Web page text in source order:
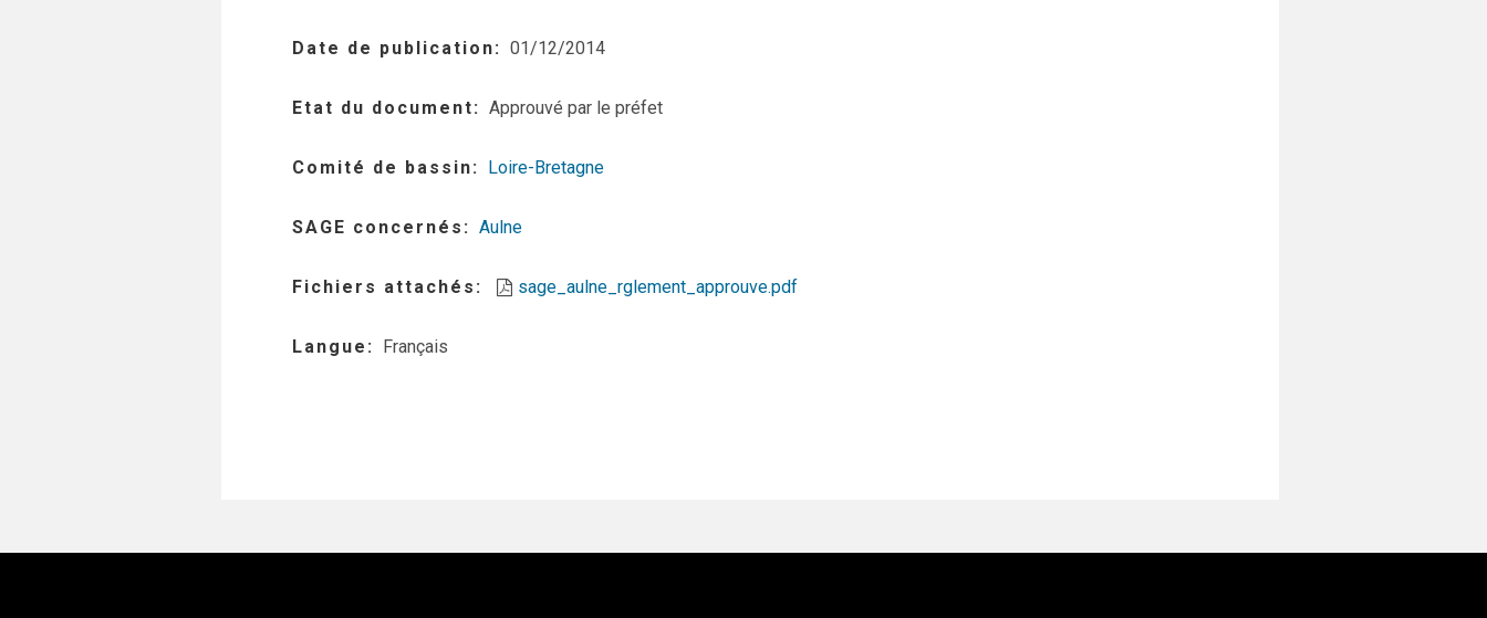
Date de publication 01/12/2014
Etat du document Approuvé par le préfet
Comité de bassin Loire-Bretagne
SAGE concernés Aulne
Fichiers attachés sage_aulne_rglement_approuve.pdf
Langue Français